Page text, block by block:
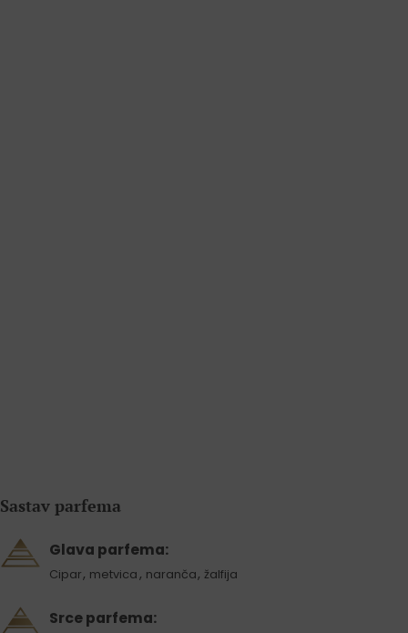
Sastav parfema
Glava parfema:
Cipar, metvica, naranča, žalfija
Srce parfema: